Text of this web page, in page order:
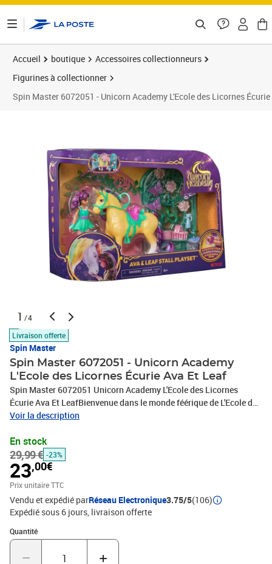
Accueil boutique
Accessoires collectionneurs
Figurines à collectionner
Spin Master 6072051 - Unicorn Academy L'Ecole des Licornes
1 /4
Livraison offerte
Spin Master
Spin Master 6072051 - Unicorn Academy
L'Ecole des Licornes Écurie Ava Et Leaf
Spin Master 6072051 Unicorn Academy L'Ecole des Licornes
Écurie Ava Et LeafBienvenue dans le monde féérique de L'Ecole des
Licornes ; Sophia et ses 5 camarades doivent tisser des liens
protéger l'île et l'école des forces obscures. Inspiré par la série
animée NETFLIX et par les livres à succès, ce coffret détaillé
comprend une poupée Ava de 11,5 cm, une licorne Leaf de 12,7 cm
qui change de couleur et 15 accessoires.Recréez la scène où Leaf
obtient ses pouvoirs ; Plongez l'éponge dans de l'eau glacée et
tamponnez son corps pour révéler les motifs de Plante Magique ;
La selle et la bride de Leaf sont également amovibles. Dimensions:
29,2 x 13,3 x 16,2À partir de 4 ans
Voir la description
En stock
29,99 € -23%
23,00€
Prix unitaire TTC
Vendu et expédié parRéseau Electronique3.75/5(106)
Expédié sous 6 jours livraison offerte
Quantité
Quantité : 1